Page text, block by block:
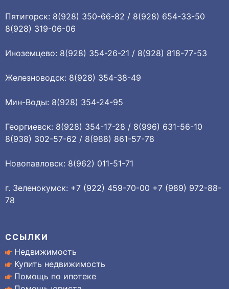
Пятигорск: 8(928) 350-66-82 / 8(928) 654-33-50
8(928) 319-06-06
Иноземцево: 8(928) 354-26-21 / 8(928) 818-77-53
Железноводск: 8(928) 354-38-49
Мин-Воды: 8(928) 354-24-95
Георгиевск: 8(928) 354-17-28 / 8(996) 631-56-10
8(938) 302-57-62 / 8(988) 861-57-78
Новопавловск: 8(962) 011-51-71
г. Зеленокумск: +7 (922) 459-70-00 +7 (989) 972-88-
78
ССЫЛКИ
Недвижимость
Купить недвижимость
Помощь по ипотеке